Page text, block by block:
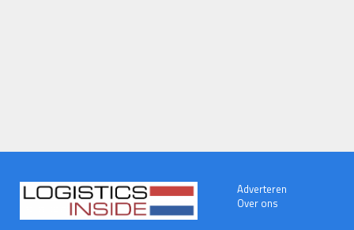
Adverteren
Over ons